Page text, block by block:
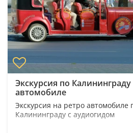
Экскурсия по Калининграду
автомобиле
Экскурсия на ретро автомобиле
Калининграду с аудиогидом